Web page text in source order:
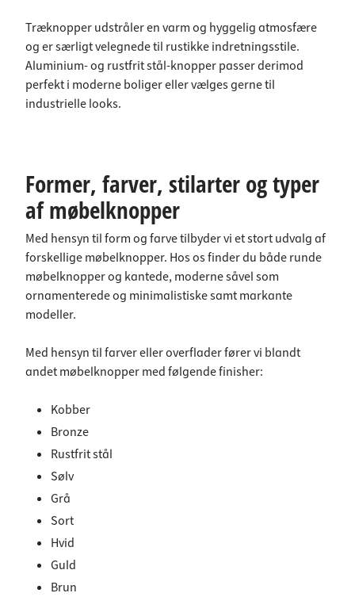
Træknopper udstråler en varm og hyggelig atmosfære
og er særligt velegnede til rustikke indretningsstile.
Aluminium- og rustfrit stål-knopper passer derimod
perfekt i moderne boliger eller vælges gerne til
industrielle looks.
Former, farver, stilarter og typer
af møbelknopper
Med hensyn til form og farve tilbyder vi et stort udvalg af
forskellige møbelknopper. Hos os finder du både runde
møbelknopper og kantede, moderne såvel som
ornamenterede og minimalistiske samt markante
modeller.
Med hensyn til farver eller overflader fører vi blandt
andet møbelknopper med følgende finisher:
Kobber
Bronze
Rustfrit stål
Sølv
Grå
Sort
Hvid
Guld
Brun